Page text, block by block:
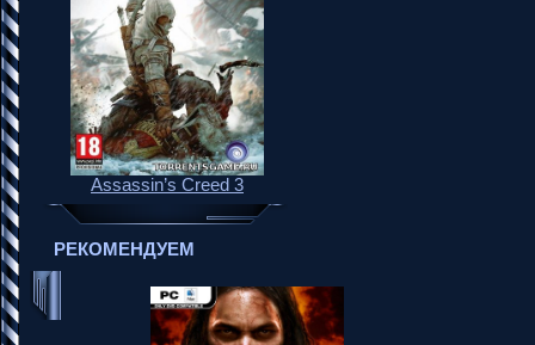
Assassin’s Creed 3
РЕКОМЕНДУЕМ